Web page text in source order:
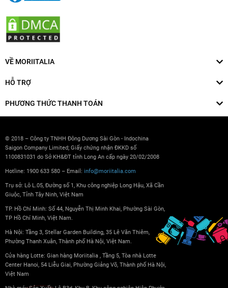
VỀ MORIITALIA
HỖ TRỢ
PHƯƠNG THỨC THANH TOÁN
© 2018 – Công ty TNHH Đông Dương Sài Gòn - Indochina
Saigon Company Limited; Giấy chứng nhận ĐKKD số
1100831031 do Sở KH&ĐT tỉnh Long An cấp ngày 20/02/2008
Hotline: 1900 633 580 – Email: info@moriitalia.com
Trụ sở: Lô L.05, Đường số 1, Khu công nghiệp Long Hậu, Xã Cần
Giuộc, Tỉnh Tây Ninh, Việt Nam
TP. Hồ Chí Minh: Số 44, Nguyễn Thị Minh Khai, Phường Sài Gòn,
TP Hồ Chí Minh, Việt Nam.
Hà Nội: Tầng 3, Stellar Garden Building, 35 Lê Văn Thiêm,
Phường Thanh Xuân, Thành phố Hà Nội, Việt Nam.
Cửa hàng Lotte: Gian hàng Moriitalia , Tầng 5, Tòa nhà Lotte
Center Hanoi, 54 Liễu Giai, Phường Giảng Võ, Thành phố Hà Nội,
Việt Nam